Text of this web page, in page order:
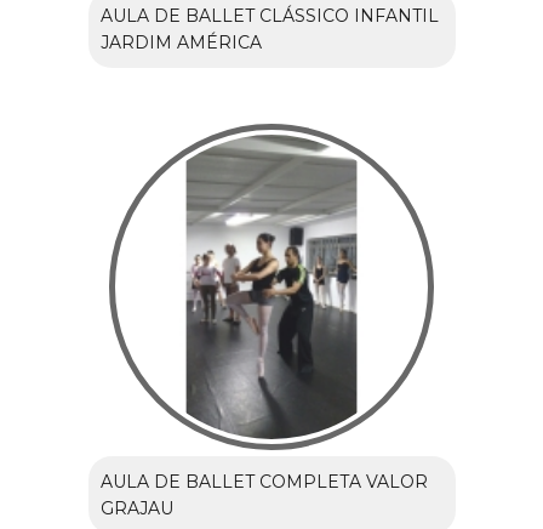
AULA DE BALLET CLÁSSICO INFANTIL
JARDIM AMÉRICA
AULA DE BALLET COMPLETA VALOR
GRAJAU